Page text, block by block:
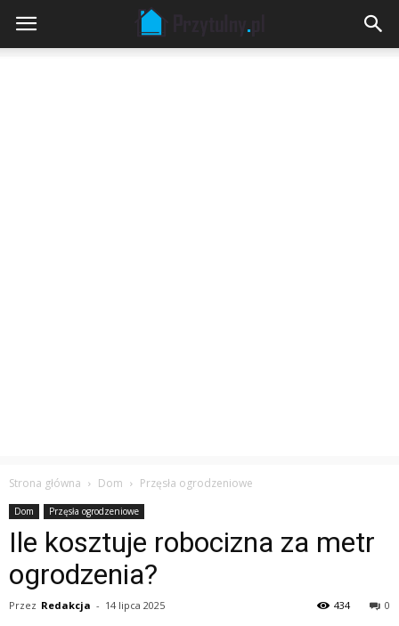
Strona główna Dom Przęsła ogrodzeniowe
Dom Przęsła ogrodzeniowe
Ile kosztuje robocizna za metr
ogrodzenia?
Przez Redakcja - 14 lipca 2025 0
434